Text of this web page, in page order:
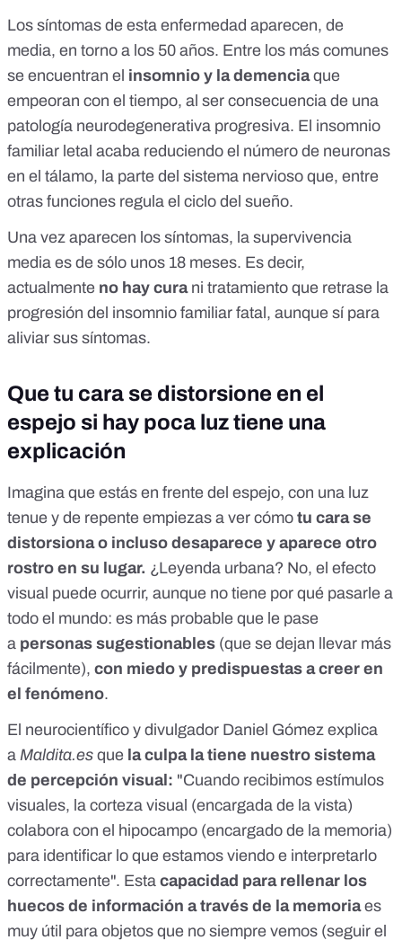
Los síntomas de esta enfermedad aparecen, de
media, en torno a los 50 años. Entre los más comunes
se encuentran el insomnio y la demenciaque
empeoran con el tiempo, al ser consecuencia de una
patología neurodegenerativa progresiva. El insomnio
familiar letal acaba reduciendo el número de neuronas
en el tálamo, la parte del sistema nervioso que, entre
otras funciones regula el ciclo del sueño.
Una vez aparecen los síntomas, la supervivencia
media es de sólo unos 18 meses. Es decir,
actualmente no hay cura ni tratamiento que retrase la
progresión del insomnio familiar fatal, aunque sí para
aliviar sus síntomas.
Que tu cara se distorsione en el
espejo si hay poca luz tiene una
explicación
Imagina que estás en frente del espejo, con una luz
tenue y de repente empiezas a ver cómo tu cara se
distorsiona o incluso desaparece y aparece otro
rostro en su lugar. ¿Leyenda urbana? No, el efecto
visual puede ocurrir, aunque no tiene por qué pasarle a
todo el mundo: es más probable que le pase
a personas sugestionables (que se dejan llevar más
fácilmente), con miedo y predispuestas a creer en
el fenómeno.
El neurocientífico y divulgador Daniel Gómez explica
a Maldita.es que la culpa la tiene nuestro sistema
de percepción visual: "Cuando recibimos estímulos
visuales, la corteza visual (encargada de la vista)
colabora con el hipocampo (encargado de la memoria)
para identificar lo que estamos viendo e interpretarlo
correctamente". Esta capacidad para rellenar los
huecos de información a través de la memoriaes
muy útil para objetos que no siempre vemos (seguir el